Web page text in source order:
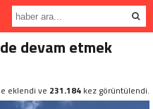
devam etmek
eklendi ve 231.184 kez görüntülendi.